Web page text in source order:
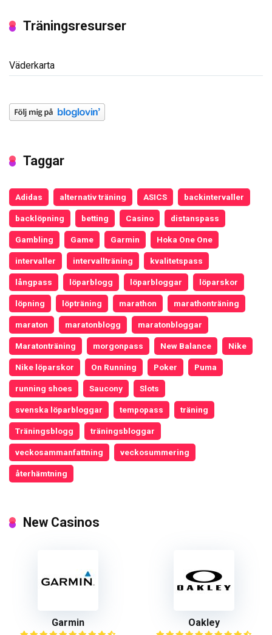
Träningsresurser
Väderkarta
Taggar
Adidas alternativ träning ASICS backintervaller
backlöpning betting Casino distanspass
Gambling Game Garmin Hoka One One
intervaller intervallträning kvalitetspass
långpass löparblogg löparbloggar löparskor
löpning löpträning marathon marathonträning
maraton maratonblogg maratonbloggar
Maratonträning morgonpass New Balance Nike
Nike löparskor On Running Poker Puma
running shoes Saucony Slots
svenska löparbloggar tempopass träning
Träningsblogg träningsbloggar
veckosammanfattning veckosummering
återhämtning
New Casinos
Garmin Oakley